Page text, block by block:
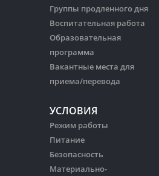
Группы продленного дня
Воспитательная работа
Образовательная
программа
Вакантные места для
приема/перевода
УСЛОВИЯ
Режим работы
Питание
Безопасность
Материально-